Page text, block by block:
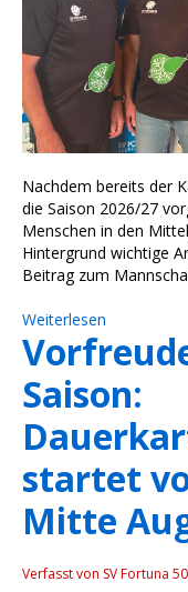
Nachdem bereits der
die Saison 2026/27
Menschen in den
Hintergrund wichtige
Beitrag zum
Weiterlesen
Saison:
startet
Mitte
Verfasst von SV Fortuna